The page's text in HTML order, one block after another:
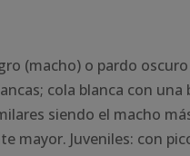
(macho) o pardo
cola blanca con
siendo el macho
mayor. Juveniles: con